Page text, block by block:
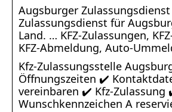
Augsburger Zulassungsdienst
Zulassungsdienst für
Land. … KFZ-Zulassungen,
KFZ-Abmeldung, Auto-
Kfz-Zulassungsstelle
Öffnungszeiten ✔️
vereinbaren ✔️ Kfz-Zulassung
Wunschkennzeichen A